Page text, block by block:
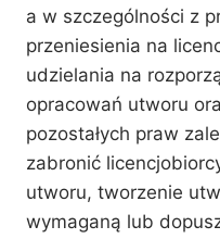
a w szczególności z
przeniesienia na
udzielania na
opracowań utworu
pozostałych praw
zabronić
utworu, tworzenie
wymaganą lub